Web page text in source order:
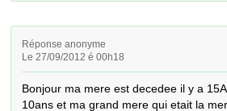
Réponse anonyme
Le 27/09/2012 é 00h18
Bonjour ma mere est decedee il y a
10ans et ma grand mere qui etait la